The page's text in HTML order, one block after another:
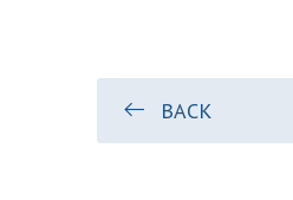
BACK